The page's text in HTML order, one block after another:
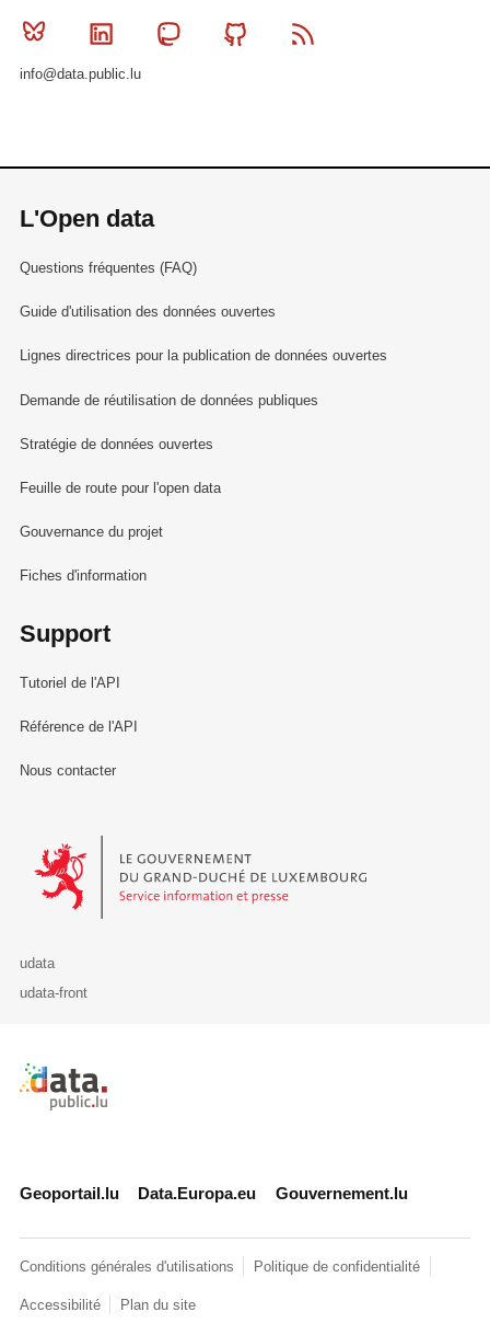
Bluesky Linkedin MastodonGithub
info@data.public.lu
L'Open data
Questions fréquentes (FAQ)
Guide d'utilisation des données ouvertes
Lignes directrices pour la publication de données ouvertes
Demande de réutilisation de données publiques
Stratégie de données ouvertes
Feuille de route pour l'open data
Gouvernance du projet
Fiches d'information
Support
Tutoriel de l'API
Référence de l'API
Nous contacter
Le Gouvernement du Grand-Duché de Luxembourg - Service
udata
udata-front
Retour à l'accueil de data.public.lu
Geoportail.lu Data.Europa.eu Gouvernement.lu
Conditions générales d'utilisations Politique de confidentialité
Accessibilité Plan du site